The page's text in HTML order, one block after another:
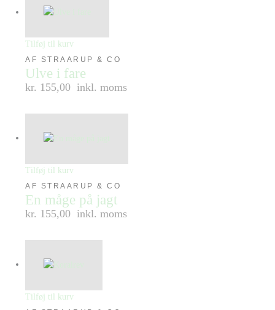
Tilføj til kurv
AF STRAARUP & CO
Ulve i fare
kr. 155,00 inkl. moms
Tilføj til kurv
AF STRAARUP & CO
En måge på jagt
kr. 155,00 inkl. moms
Tilføj til kurv